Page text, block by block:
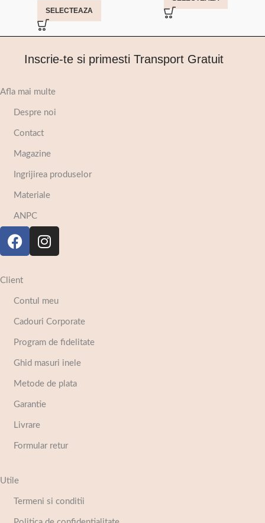
SELECTEAZA
Inscrie-te si primesti Transport Gratuit
Afla mai multe
Despre noi
Contact
Magazine
Ingrijirea produselor
Materiale
ANPC
Client
Contul meu
Cadouri Corporate
Program de fidelitate
Ghid masuri inele
Metode de plata
Garantie
Livrare
Formular retur
Utile
Termeni si conditii